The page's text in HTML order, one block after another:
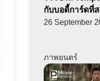
กับบอดี้การ์ดที่
26 September
ภาพยนตร์